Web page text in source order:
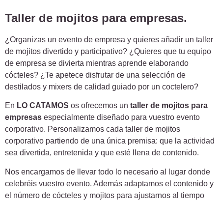
Taller de mojitos para empresas.
¿Organizas un evento de empresa y quieres añadir un taller
de mojitos divertido y participativo? ¿Quieres que tu equipo
de empresa se divierta mientras aprende elaborando
cócteles? ¿Te apetece disfrutar de una selección de
destilados y mixers de calidad guiado por un coctelero?
En LO CATAMOS os ofrecemos un taller de mojitos para
empresas especialmente diseñado para vuestro evento
corporativo. Personalizamos cada taller de mojitos
corporativo partiendo de una única premisa: que la actividad
sea divertida, entretenida y que esté llena de contenido.
Nos encargamos de llevar todo lo necesario al lugar donde
celebréis vuestro evento. Además adaptamos el contenido y
el número de cócteles y mojitos para ajustarnos al tiempo